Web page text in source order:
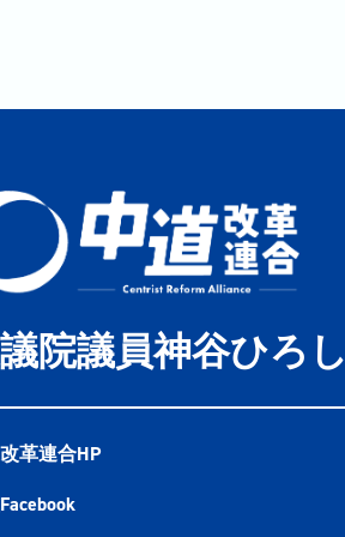
院議員神谷ひろし
革連合HP